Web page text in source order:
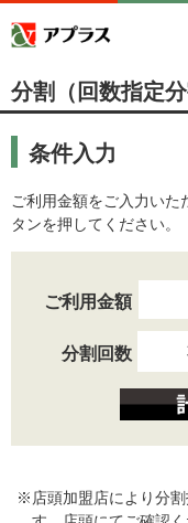
アプラス
分割（回数指定
条件入力
ご利用金額をご入力いた
タンを押してください。
ご利用金額
分割回数
※店頭加盟店により分